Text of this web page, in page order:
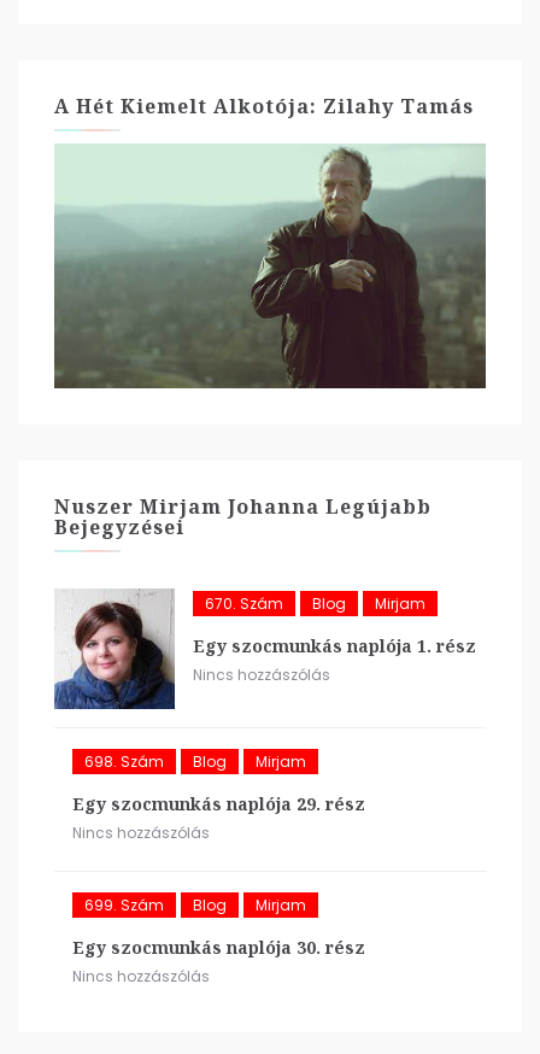
A Hét Kiemelt Alkotója: Zilahy Tamás
Nuszer Mirjam Johanna Legújabb
Bejegyzései
670. Szám Blog Mirjam
Egy szocmunkás naplója 1. rész
Nincs hozzászólás
698. Szám Blog Mirjam
Egy szocmunkás naplója 29. rész
Nincs hozzászólás
699. Szám Blog Mirjam
Egy szocmunkás naplója 30. rész
Nincs hozzászólás